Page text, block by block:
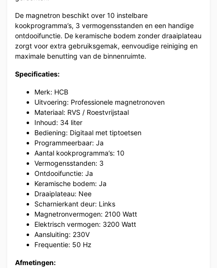
De magnetron beschikt over 10 instelbare
kookprogramma’s, 3 vermogensstanden en een handige
ontdooifunctie. De keramische bodem zonder draaiplateau
zorgt voor extra gebruiksgemak, eenvoudige reiniging en
maximale benutting van de binnenruimte.
Specificaties:
Merk: HCB
Uitvoering: Professionele magnetronoven
Materiaal: RVS / Roestvrijstaal
Inhoud: 34 liter
Bediening: Digitaal met tiptoetsen
Programmeerbaar: Ja
Aantal kookprogramma’s: 10
Vermogensstanden: 3
Ontdooifunctie: Ja
Keramische bodem: Ja
Draaiplateau: Nee
Scharnierkant deur: Links
Magnetronvermogen: 2100 Watt
Elektrisch vermogen: 3200 Watt
Aansluiting: 230V
Frequentie: 50 Hz
Afmetingen: